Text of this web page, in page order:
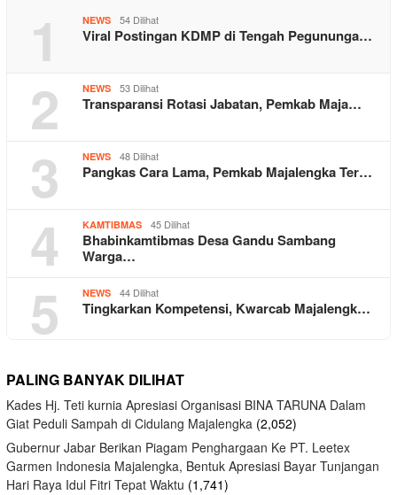
1 NEWS 54 Dilihat
Viral Postingan KDMP di Tengah Pegununga…
2 NEWS 53 Dilihat
Transparansi Rotasi Jabatan, Pemkab Maja…
3 NEWS 48 Dilihat
Pangkas Cara Lama, Pemkab Majalengka Ter…
4 KAMTIBMAS 45 Dilihat
Bhabinkamtibmas Desa Gandu Sambang
Warga…
5 NEWS 44 Dilihat
Tingkarkan Kompetensi, Kwarcab Majalengk…
PALING BANYAK DILIHAT
Kades Hj. Teti kurnia Apresiasi Organisasi BINA TARUNA Dalam
Giat Peduli Sampah di Cidulang Majalengka (2,052)
Gubernur Jabar Berikan Piagam Penghargaan Ke PT. Leetex
Garmen Indonesia Majalengka, Bentuk Apresiasi Bayar Tunjangan
Hari Raya Idul Fitri Tepat Waktu (1,741)